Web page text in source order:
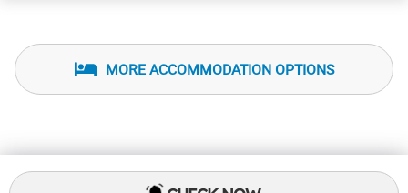
MORE ACCOMMODATION OPTIONS